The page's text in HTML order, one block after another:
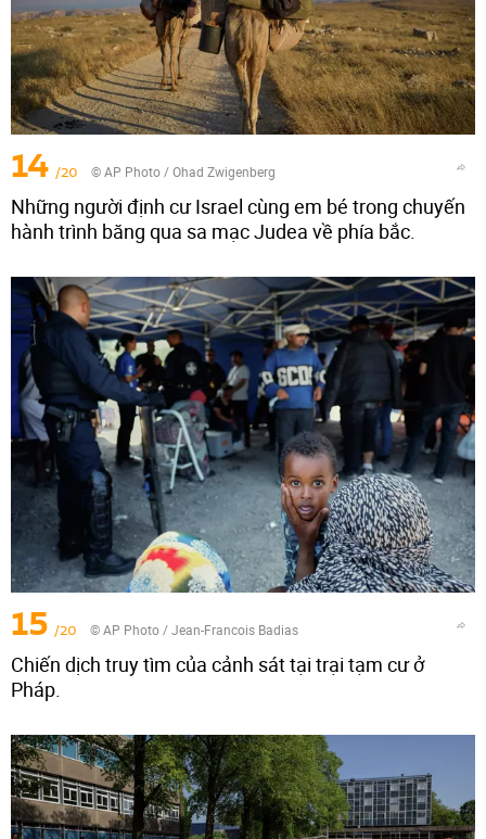
14 /20 © AP Photo / Ohad Zwigenberg
Những người định cư Israel cùng em bé trong chuyến
hành trình băng qua sa mạc Judea về phía bắc.
15 /20 © AP Photo / Jean-Francois Badias
Chiến dịch truy tìm của cảnh sát tại trại tạm cư ở
Pháp.